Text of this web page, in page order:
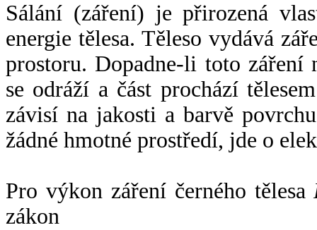
Sálání (záření) je přirozená
energie tělesa. Těleso vydává
prostoru. Dopadne-li toto záření
se odráží a část prochází
závisí na jakosti a barvě
žádné hmotné prostředí, jde o
Pro výkon záření černého tělesa
zákon